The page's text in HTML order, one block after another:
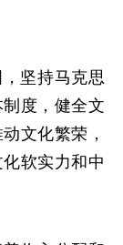
坚持马克思
度，健全文
文化繁荣，
软实力和中